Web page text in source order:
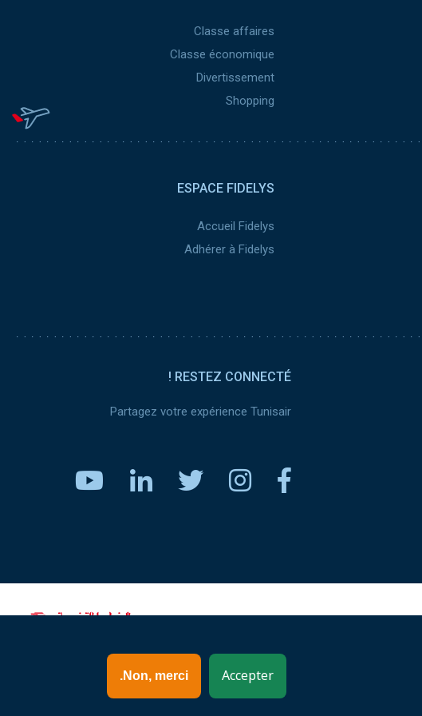
Classe affaires
Classe économique
Divertissement
Shopping
ESPACE FIDELYS
Accueil Fidelys
Adhérer à Fidelys
RESTEZ CONNECTÉ !
Partagez votre expérience Tunisair
www.tunisair.com
Accepter
Non, merci.